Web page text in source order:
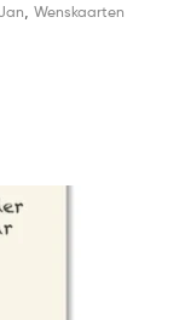
Wenskaarten